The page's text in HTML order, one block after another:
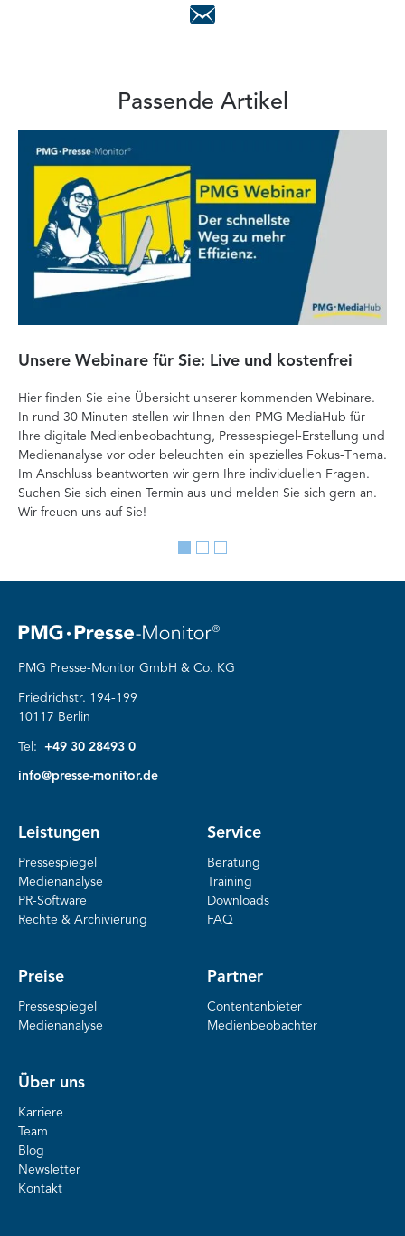
Passende Artikel
Unsere Webinare für Sie: Live und kostenfrei
Hier finden Sie eine Übersicht unserer kommenden Webinare.
In rund 30 Minuten stellen wir Ihnen den PMG MediaHub für
Ihre digitale Medienbeobachtung, Pressespiegel-Erstellung und
Medienanalyse vor oder beleuchten ein spezielles Fokus-Thema.
Im Anschluss beantworten wir gern Ihre individuellen Fragen.
Suchen Sie sich einen Termin aus und melden Sie sich gern an.
Wir freuen uns auf Sie!
Go
slide
Go
slide
Go
slide
PMG Presse-Monitor GmbH & Co. KG
Friedrichstr. 194-199
10117 Berlin
Tel: +49 30 28493 0
info@presse-monitor.de
Leistungen
Pressespiegel
Medienanalyse
PR-Software
Rechte & Archivierung
Service
Beratung
Training
Downloads
FAQ
Preise
Pressespiegel
Medienanalyse
Partner
Contentanbieter
Medienbeobachter
Über uns
Karriere
Team
Blog
Newsletter
Kontakt